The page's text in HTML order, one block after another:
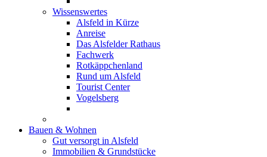
Wissenswertes
Alsfeld in Kürze
Anreise
Das Alsfelder Rathaus
Fachwerk
Rotkäppchenland
Rund um Alsfeld
Tourist Center
Vogelsberg
Bauen & Wohnen
Gut versorgt in Alsfeld
Immobilien & Grundstücke